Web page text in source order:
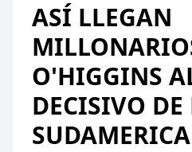
ASÍ LLEGAN
O'HIGGINS
DECISIVO DE